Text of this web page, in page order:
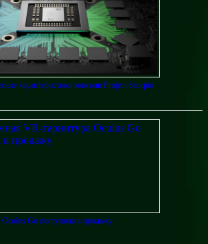
характеристики консоли Project Scorpio
Go поступила в продажу